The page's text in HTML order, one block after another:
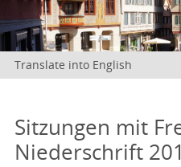
Translate into English
Sitzungen mit
Niederschrift